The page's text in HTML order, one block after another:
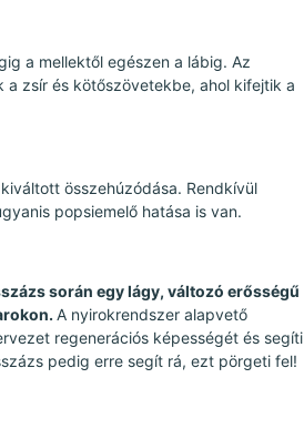
a mellektől egészen a lábig. Az
zsír és kötőszövetekbe, ahol kifejtik a
összehúzódása. Rendkívül
popsiemelő hatása is van.
során egy lágy, változó erősségű
A nyirokrendszer alapvető
regenerációs képességét és segíti
pedig erre segít rá, ezt pörgeti fel!